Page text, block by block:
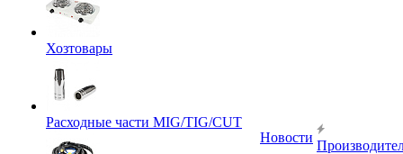
Хозтовары
Расходные части MIG/TIG/CUT
Новости